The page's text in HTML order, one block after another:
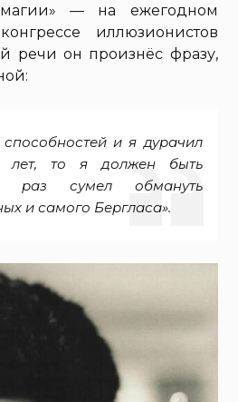
— на ежегодном
иллюзионистов
речи он произнёс фразу,
и я дурачил
лет, то я должен быть
раз сумел обмануть
и самого Бергласа».